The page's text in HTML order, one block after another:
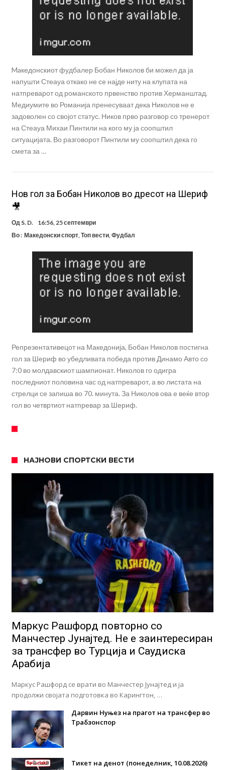
Maкедонскиот фудбалер Бобан Николов би можел да ја
напушти Стеауа откако не се најде ниту на клупата на
натпреварот од романското првенство против Херманштад.
Медиумите во Романија пренесуваат дека Николов не е
задоволен со својот статус. Ников прво разговор со тренерот
на Стеауа Михаи Пинтили на кого му ја соопштил
ситуацијата. Во разговорот Пинтили му соопштил дека го
смета за …
Нов гол за Бобан Николов во дресот на Шериф
🎥
Од S. D.
16:56, 25 септември
Во : Македонски спорт, Топ вести, Фудбал
Репрезентативецот на Македонија, Бобан Николов постигна
гол за Шериф во убедливата победа против Динамо Авто со
7:0 во молдавскиот шампионат. Николов го одигра
последниот половина час од натпреварот, а во листата на
стрелци се запиша во 70. минута. За Николов ова е веќе втор
гол во четвртиот натпревар за Шериф.
НАЈНОВИ СПОРТСКИ ВЕСТИ
Маркус Рашфорд повторно со
Манчестер Јунајтед. Не е заинтересиран
за трансфер во Турција и Саудиска
Арабија
Маркус Рашфорд се врати во Манчестер Јунајтед и ја
продолжи својата подготовка во Карингтон, …
Дарвин Нуњез на прагот на трансфер во
Трабзонспор
Тикет на денот (понеделник, 10.08.2026)